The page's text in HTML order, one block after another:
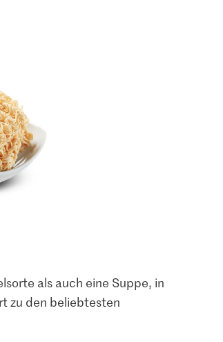
als auch eine Suppe, in
zu den beliebtesten